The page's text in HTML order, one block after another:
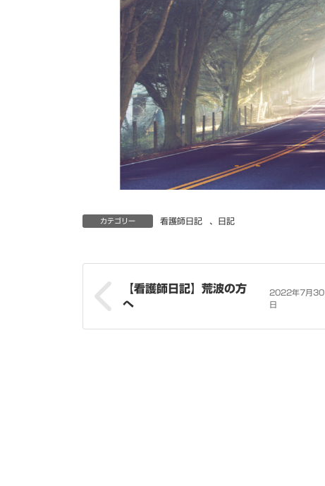
カテゴリー 看護師日記 、 日記
【看護師日記】荒波の方
へ
2022年7月30
日